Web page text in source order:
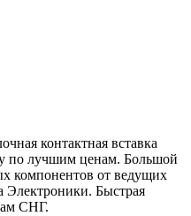
контактная вставка
по лучшим ценам. Большой
компонентов от ведущих
Электроники. Быстрая
СНГ.